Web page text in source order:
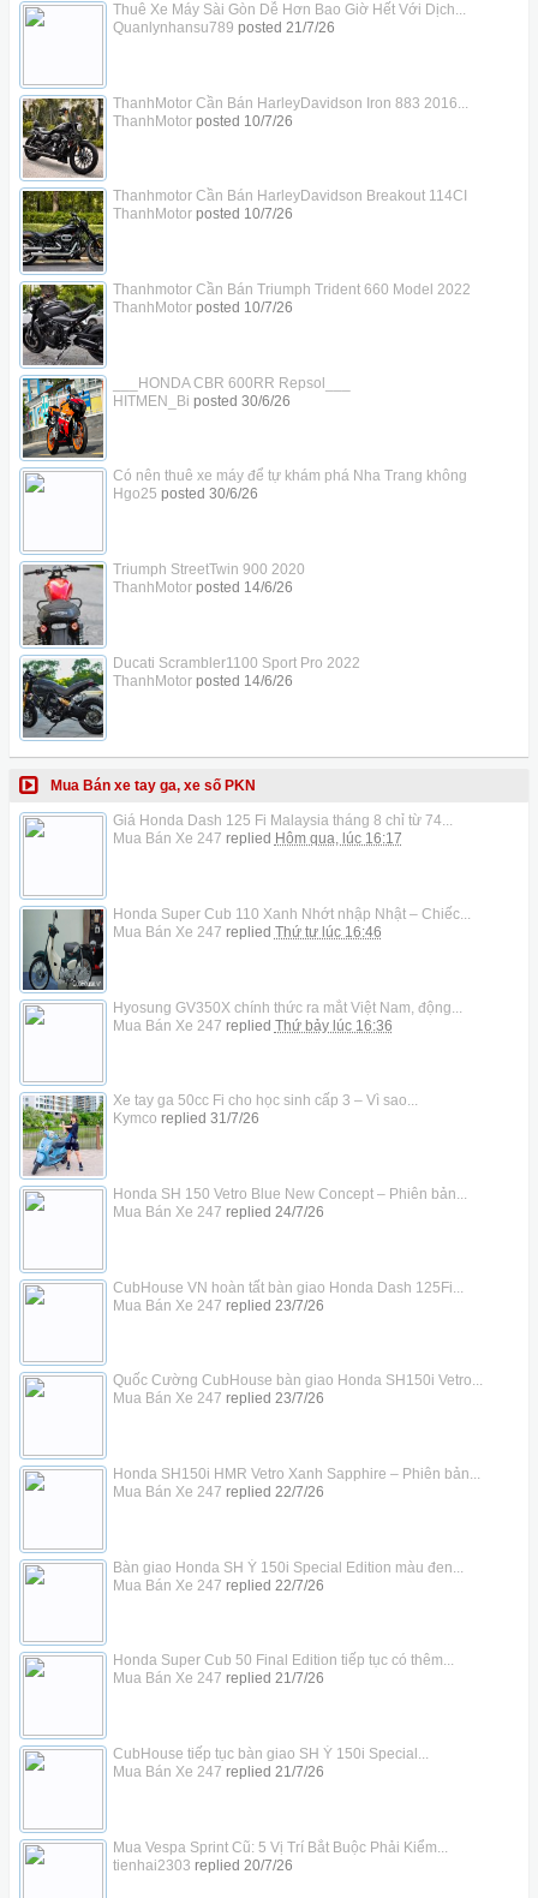
Thuê Xe Máy Sài Gòn Dễ Hơn Bao Giờ Hết Với Dịch...
Quanlynhansu789 posted 21/7/26
ThanhMotor Cần Bán HarleyDavidson Iron 883 2016...
ThanhMotorposted 10/7/26
Thanhmotor Cần Bán HarleyDavidson Breakout 114CI
ThanhMotorposted 10/7/26
Thanhmotor Cần Bán Triumph Trident 660 Model 2022
ThanhMotorposted 10/7/26
___HONDA CBR 600RR Repsol___
HITMEN_Bi posted 30/6/26
Có nên thuê xe máy để tự khám phá Nha Trang không
Hgo25 posted 30/6/26
Triumph StreetTwin 900 2020
ThanhMotorposted 14/6/26
Ducati Scrambler1100 Sport Pro 2022
ThanhMotorposted 14/6/26
Mua Bán xe tay ga, xe số PKN
Giá Honda Dash 125 Fi Malaysia tháng 8 chỉ từ 74...
Mua Bán Xe 247 replied Hôm qua, lúc 16:17
Honda Super Cub 110 Xanh Nhớt nhập Nhật – Chiếc...
Mua Bán Xe 247 replied Thứ tư lúc 16:46
Hyosung GV350X chính thức ra mắt Việt Nam, động...
Mua Bán Xe 247 replied Thứ bảy lúc 16:36
Xe tay ga 50cc Fi cho học sinh cấp 3 – Vì sao...
Kymco replied 31/7/26
Honda SH 150 Vetro Blue New Concept – Phiên bản...
Mua Bán Xe 247 replied 24/7/26
CubHouse VN hoàn tất bàn giao Honda Dash 125Fi...
Mua Bán Xe 247 replied 23/7/26
Quốc Cường CubHouse bàn giao Honda SH150i Vetro...
Mua Bán Xe 247 replied 23/7/26
Honda SH150i HMR Vetro Xanh Sapphire – Phiên bản...
Mua Bán Xe 247 replied 22/7/26
Bàn giao Honda SH Ý 150i Special Edition màu đen...
Mua Bán Xe 247 replied 22/7/26
Honda Super Cub 50 Final Edition tiếp tục có thêm...
Mua Bán Xe 247 replied 21/7/26
CubHouse tiếp tục bàn giao SH Ý 150i Special...
Mua Bán Xe 247 replied 21/7/26
Mua Vespa Sprint Cũ: 5 Vị Trí Bắt Buộc Phải Kiểm...
tienhai2303 replied 20/7/26